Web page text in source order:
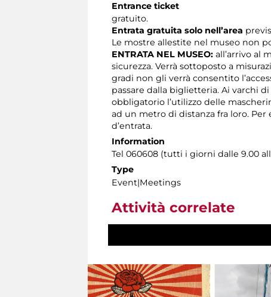
Entrance ticket
gratuito.
Entrata gratuita solo nell’area
Le mostre allestite nel museo non
ENTRATA NEL MUSEO: all’arrivo al
sicurezza. Verrà sottoposto a
gradi non gli verrà consentito
passare dalla biglietteria. Ai varchi
obbligatorio l’utilizzo delle
ad un metro di distanza fra loro.
d’entrata.
Information
Tel 060608 (tutti i giorni dalle 9.00
Type
Event|Meetings
Attività correlate